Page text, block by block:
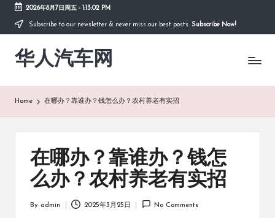
Skip
content
2026年8月7日周五- 1:13:02 PM
Subscribe to our newsletter & never miss our best posts. Subscribe Now!
华人汽车网
Home 在哪办？靠谁办？钱怎么办？农村养老有实招
在哪办？靠谁办？钱怎
么办？农村养老有实招
By admin 2025年3月25日 No Comments